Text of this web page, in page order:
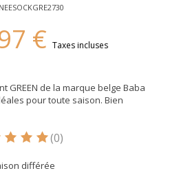
€ Taxes incluses
GREEN de la marque belge Baba
pour toute saison. Bien
Ce produit est évalué à
(0)
différée